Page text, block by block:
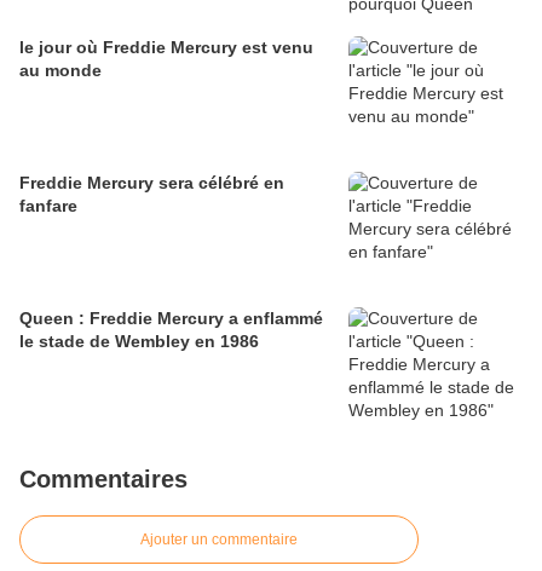
le jour où Freddie Mercury est venu
au monde
Freddie Mercury sera célébré en
fanfare
Queen : Freddie Mercury a enflammé
le stade de Wembley en 1986
Commentaires
Ajouter un commentaire